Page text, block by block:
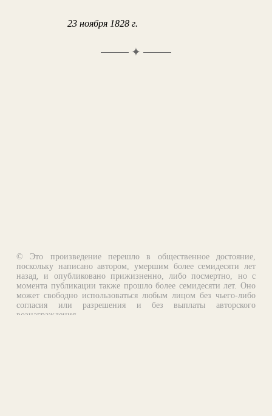
23 ноября 1828 г.
✦
© Это произведение перешло в общественное достояние,
поскольку написано автором, умершим более семидесяти лет
назад, и опубликовано прижизненно, либо посмертно, но с
момента публикации также прошло более семидесяти лет. Оно
может свободно использоваться любым лицом без чьего-либо
согласия или разрешения и без выплаты авторского
вознаграждения.